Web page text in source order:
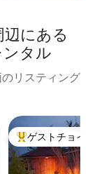
に⁠あ⁠る
タ⁠ル
リスティング
大好評のゲスト
ゲストチョイス